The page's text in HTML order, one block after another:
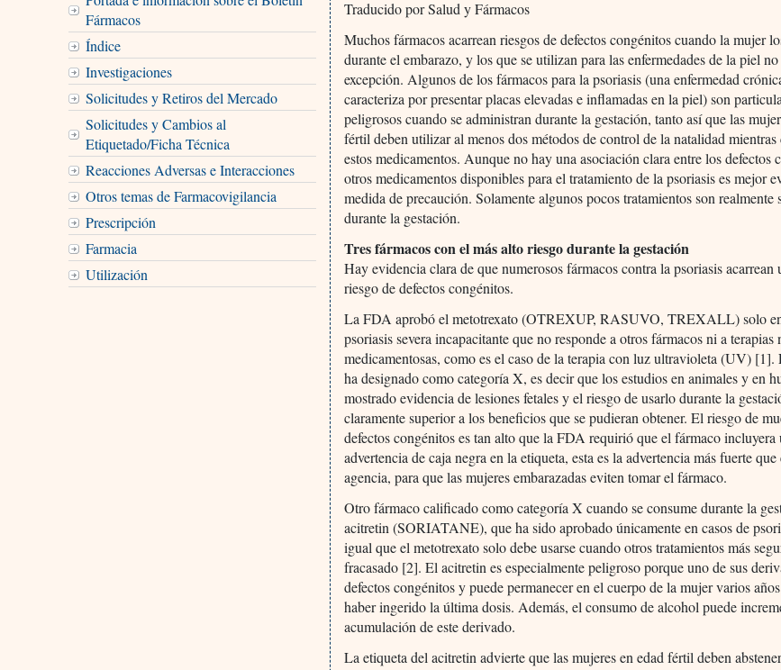
Fármacos
Índice
Investigaciones
Solicitudes y Retiros del Mercado
Solicitudes y Cambios al
Etiquetado/Ficha Técnica
Reacciones Adversas e Interacciones
Otros temas de Farmacovigilancia
Prescripción
Farmacia
Utilización
Traducido por Salud y Fármacos
Muchos fármacos acarrean riesgos de defectos congénitos cuando la mujer
durante el embarazo, y los que se utilizan para las enfermedades de la piel
excepción. Algunos de los fármacos para la psoriasis (una enfermedad
caracteriza por presentar placas elevadas e inflamadas en la piel) son
peligrosos cuando se administran durante la gestación, tanto así que las
fértil deben utilizar al menos dos métodos de control de la natalidad mientras
estos medicamentos. Aunque no hay una asociación clara entre los defectos
otros medicamentos disponibles para el tratamiento de la psoriasis es mejor
medida de precaución. Solamente algunos pocos tratamientos son realmente
durante la gestación.
Tres fármacos con el más alto riesgo durante la gestación
Hay evidencia clara de que numerosos fármacos contra la psoriasis acarrean
riesgo de defectos congénitos.
La FDA aprobó el metotrexato (OTREXUP, RASUVO, TREXALL) solo
psoriasis severa incapacitante que no responde a otros fármacos ni a terapias
medicamentosas, como es el caso de la terapia con luz ultravioleta (UV) [1].
ha designado como categoría X, es decir que los estudios en animales y en
mostrado evidencia de lesiones fetales y el riesgo de usarlo durante la
claramente superior a los beneficios que se pudieran obtener. El riesgo de
defectos congénitos es tan alto que la FDA requirió que el fármaco incluyera
advertencia de caja negra en la etiqueta, esta es la advertencia más fuerte que
agencia, para que las mujeres embarazadas eviten tomar el fármaco.
Otro fármaco calificado como categoría X cuando se consume durante la
acitretin (SORIATANE), que ha sido aprobado únicamente en casos de
igual que el metotrexato solo debe usarse cuando otros tratamientos más
fracasado [2]. El acitretin es especialmente peligroso porque uno de sus
defectos congénitos y puede permanecer en el cuerpo de la mujer varios
haber ingerido la última dosis. Además, el consumo de alcohol puede
acumulación de este derivado.
La etiqueta del acitretin advierte que las mujeres en edad fértil deben